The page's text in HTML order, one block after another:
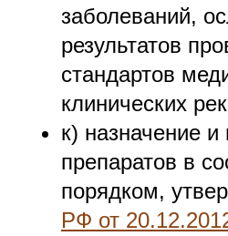
заболеваний,
результатов
стандартов
клинических
к) назначение
препаратов в
порядком,
РФ от